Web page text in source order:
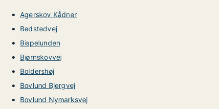
Agerskov Kådner
Bedstedvej
Bispelunden
Bjørnskovvej
Boldershøj
Bovlund Bjergvej
Bovlund Nymarksvej